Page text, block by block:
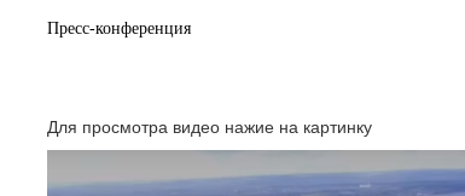
Пресс-конференция
Для просмотра видео нажие на картинку